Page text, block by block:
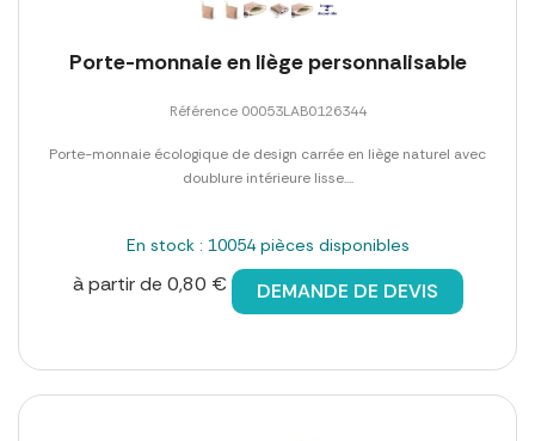
Porte-monnaie en liège personnalisable
Référence 00053LAB0126344
Porte-monnaie écologique de design carrée en liège naturel avec
doublure intérieure lisse....
En stock : 10054 pièces disponibles
à partir de 0,80 € DEMANDE DE DEVIS